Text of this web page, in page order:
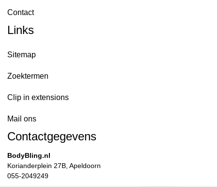
Contact
Links
Sitemap
Zoektermen
Clip in extensions
Mail ons
Contactgegevens
BodyBling.nl
Korianderplein 27B, Apeldoorn
055-2049249